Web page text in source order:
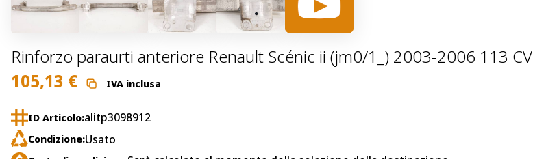
Rinforzo paraurti anteriore Renault Scénic ii (jm0/1_) 2003-2006 113 CV
105,13 € IVA inclusa
ID Articolo:alitp3098912
Condizione:Usato